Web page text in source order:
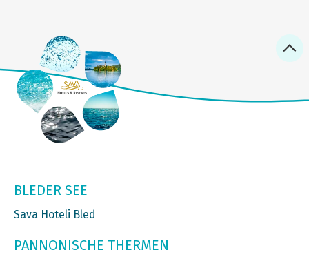
BLEDER SEE
Sava Hoteli Bled
PANNONISCHE THERMEN